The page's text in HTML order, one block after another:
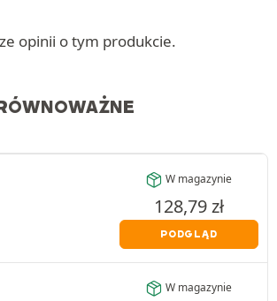
opinii o tym produkcie.
W magazynie
128,79zł
PODGLĄD
W magazynie